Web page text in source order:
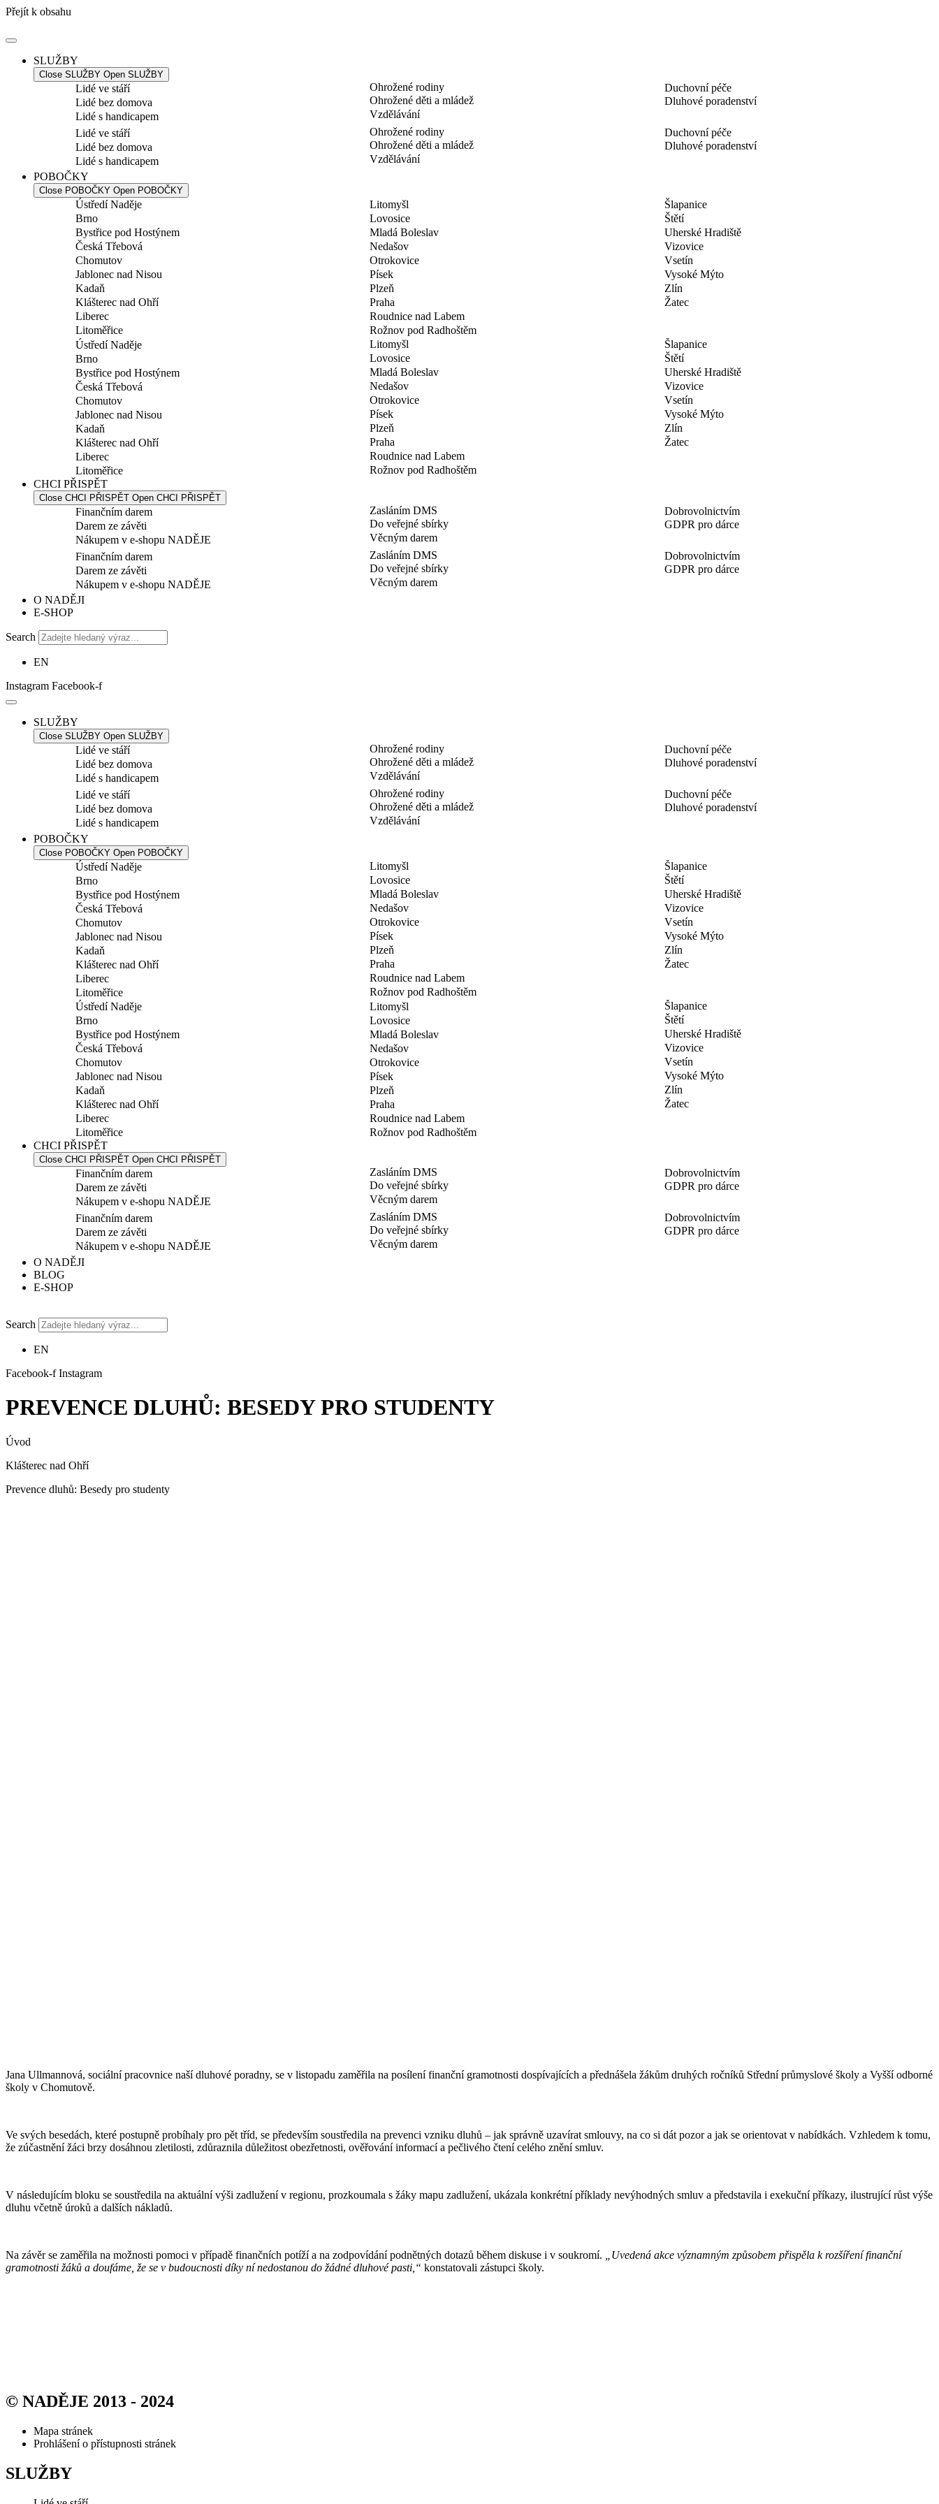
Přejít k obsahu
SLUŽBY
Close SLUŽBY Open SLUŽBY
Lidé ve stáří
Lidé bez domova
Lidé s handicapem
Ohrožené rodiny
Ohrožené děti a mládež
Vzdělávání
Duchovní péče
Dluhové poradenství
Lidé ve stáří
Lidé bez domova
Lidé s handicapem
Ohrožené rodiny
Ohrožené děti a mládež
Vzdělávání
Duchovní péče
Dluhové poradenství
POBOČKY
Close POBOČKY Open POBOČKY
Ústředí Naděje
Brno
Bystřice pod Hostýnem
Česká Třebová
Chomutov
Jablonec nad Nisou
Kadaň
Klášterec nad Ohří
Liberec
Litoměřice
Litomyšl
Lovosice
Mladá Boleslav
Nedašov
Otrokovice
Písek
Plzeň
Praha
Roudnice nad Labem
Rožnov pod Radhoštěm
Šlapanice
Štětí
Uherské Hradiště
Vizovice
Vsetín
Vysoké Mýto
Zlín
Žatec
Ústředí Naděje
Brno
Bystřice pod Hostýnem
Česká Třebová
Chomutov
Jablonec nad Nisou
Kadaň
Klášterec nad Ohří
Liberec
Litoměřice
Litomyšl
Lovosice
Mladá Boleslav
Nedašov
Otrokovice
Písek
Plzeň
Praha
Roudnice nad Labem
Rožnov pod Radhoštěm
Šlapanice
Štětí
Uherské Hradiště
Vizovice
Vsetín
Vysoké Mýto
Zlín
Žatec
CHCI PŘISPĚT
Close CHCI PŘISPĚT Open CHCI PŘISPĚT
Finančním darem
Darem ze závěti
Nákupem v e-shopu NADĚJE
Zasláním DMS
Do veřejné sbírky
Věcným darem
Dobrovolnictvím
GDPR pro dárce
Finančním darem
Darem ze závěti
Nákupem v e-shopu NADĚJE
Zasláním DMS
Do veřejné sbírky
Věcným darem
Dobrovolnictvím
GDPR pro dárce
O NADĚJI
E-SHOP
Search
EN
Instagram Facebook-f
SLUŽBY
Close SLUŽBY Open SLUŽBY
Lidé ve stáří
Lidé bez domova
Lidé s handicapem
Ohrožené rodiny
Ohrožené děti a mládež
Vzdělávání
Duchovní péče
Dluhové poradenství
Lidé ve stáří
Lidé bez domova
Lidé s handicapem
Ohrožené rodiny
Ohrožené děti a mládež
Vzdělávání
Duchovní péče
Dluhové poradenství
POBOČKY
Close POBOČKY Open POBOČKY
Ústředí Naděje
Brno
Bystřice pod Hostýnem
Česká Třebová
Chomutov
Jablonec nad Nisou
Kadaň
Klášterec nad Ohří
Liberec
Litoměřice
Litomyšl
Lovosice
Mladá Boleslav
Nedašov
Otrokovice
Písek
Plzeň
Praha
Roudnice nad Labem
Rožnov pod Radhoštěm
Šlapanice
Štětí
Uherské Hradiště
Vizovice
Vsetín
Vysoké Mýto
Zlín
Žatec
Ústředí Naděje
Brno
Bystřice pod Hostýnem
Česká Třebová
Chomutov
Jablonec nad Nisou
Kadaň
Klášterec nad Ohří
Liberec
Litoměřice
Litomyšl
Lovosice
Mladá Boleslav
Nedašov
Otrokovice
Písek
Plzeň
Praha
Roudnice nad Labem
Rožnov pod Radhoštěm
Šlapanice
Štětí
Uherské Hradiště
Vizovice
Vsetín
Vysoké Mýto
Zlín
Žatec
CHCI PŘISPĚT
Close CHCI PŘISPĚT Open CHCI PŘISPĚT
Finančním darem
Darem ze závěti
Nákupem v e-shopu NADĚJE
Zasláním DMS
Do veřejné sbírky
Věcným darem
Dobrovolnictvím
GDPR pro dárce
Finančním darem
Darem ze závěti
Nákupem v e-shopu NADĚJE
Zasláním DMS
Do veřejné sbírky
Věcným darem
Dobrovolnictvím
GDPR pro dárce
O NADĚJI
BLOG
E-SHOP
Search
EN
Facebook-f Instagram
PREVENCE DLUHŮ: BESEDY PRO STUDENTY
Úvod
Klášterec nad Ohří
Prevence dluhů: Besedy pro studenty
Jana Ullmannová, sociální pracovnice naší dluhové poradny, se v listopadu zaměřila na posílení finanční gramotnosti dospívajících a přednášela žákům druhých ročníků Střední průmyslové školy a Vyšší odborné
školy v Chomutově.
Ve svých besedách, které postupně probíhaly pro pět tříd, se především soustředila na prevenci vzniku dluhů – jak správně uzavírat smlouvy, na co si dát pozor a jak se orientovat v nabídkách. Vzhledem k tomu,
že zúčastnění žáci brzy dosáhnou zletilosti, zdůraznila důležitost obezřetnosti, ověřování informací a pečlivého čtení celého znění smluv.
V následujícím bloku se soustředila na aktuální výši zadlužení v regionu, prozkoumala s žáky mapu zadlužení, ukázala konkrétní příklady nevýhodných smluv a představila i exekuční příkazy, ilustrující růst výše
dluhu včetně úroků a dalších nákladů.
Na závěr se zaměřila na možnosti pomoci v případě finančních potíží a na zodpovídání podnětných dotazů během diskuse i v soukromí.
„Uvedená akce významným způsobem přispěla k rozšíření finanční
gramotnosti žáků a doufáme, že se v budoucnosti díky ní nedostanou do žádné dluhové pasti,“ konstatovali zástupci školy.
© NADĚJE 2013 - 2024
Mapa stránek
Prohlášení o přístupnosti stránek
SLUŽBY